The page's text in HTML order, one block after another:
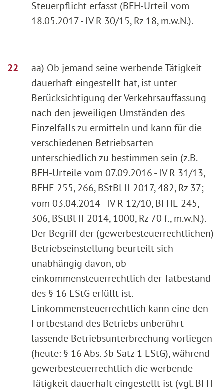
Steuerpflicht erfasst (BFH-Urteil vom
18.05.2017 - IV R 30/15, Rz 18, m.w.N.).
aa) Ob jemand seine werbende Tätigkeit
dauerhaft eingestellt hat, ist unter
Berücksichtigung der Verkehrsauffassung
nach den jeweiligen Umständen des
Einzelfalls zu ermitteln und kann für die
verschiedenen Betriebsarten
unterschiedlich zu bestimmen sein (z.B.
BFH-Urteile vom 07.09.2016 - IV R 31/13,
BFHE 255, 266, BStBl II 2017, 482, Rz 37;
vom 03.04.2014 - IV R 12/10, BFHE 245,
306, BStBl II 2014, 1000, Rz 70 f., m.w.N.).
Der Begriff der (gewerbesteuerrechtlichen)
Betriebseinstellung beurteilt sich
unabhängig davon, ob
einkommensteuerrechtlich der Tatbestand
des § 16 EStG erfüllt ist.
Einkommensteuerrechtlich kann eine den
Fortbestand des Betriebs unberührt
lassende Betriebsunterbrechung vorliegen
(heute: § 16 Abs. 3b Satz 1 EStG), während
gewerbesteuerrechtlich die werbende
Tätigkeit dauerhaft eingestellt ist (vgl. BFH-